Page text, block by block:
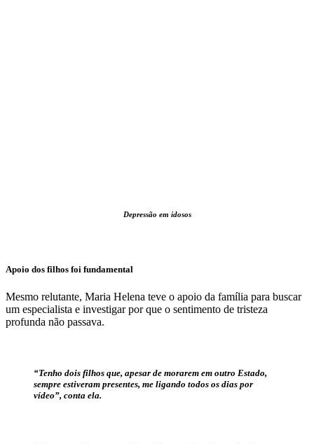
Depressão em idosos
Apoio dos filhos foi fundamental
Mesmo relutante, Maria Helena teve o apoio da família para buscar
um especialista e investigar por que o sentimento de tristeza
profunda não passava.
“Tenho dois filhos que, apesar de morarem em outro Estado,
sempre estiveram presentes, me ligando todos os dias por
vídeo”, conta ela.